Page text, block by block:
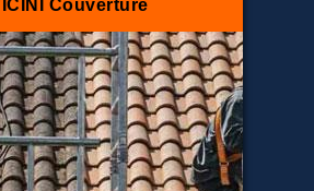
Couverture